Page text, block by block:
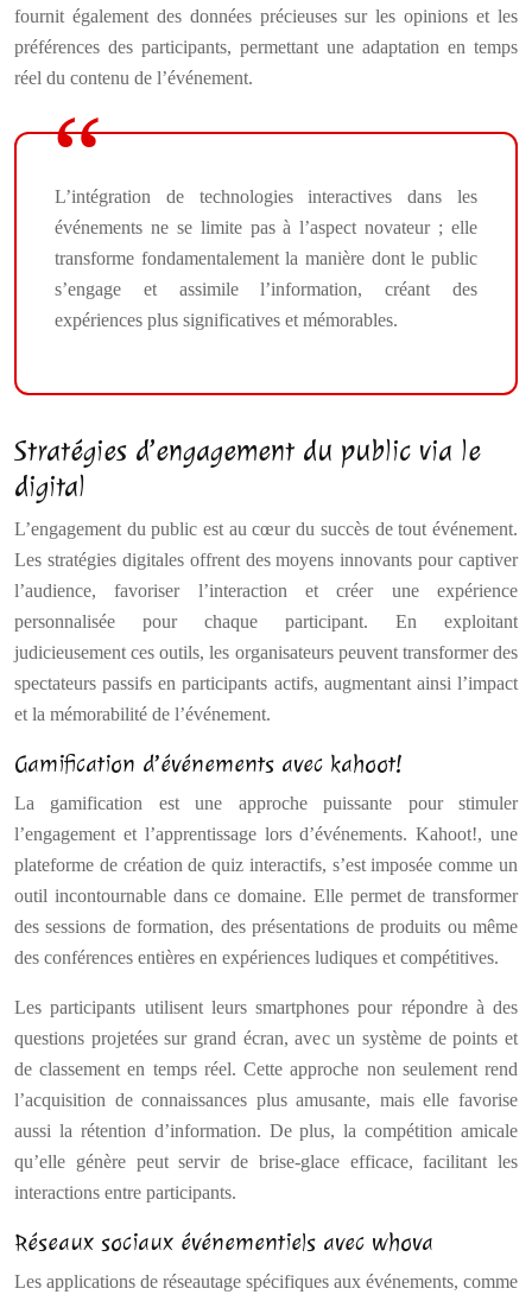
fournit également des données précieuses sur les opinions et les
préférences des participants, permettant une adaptation en temps
réel du contenu de l’événement.
L’intégration de technologies interactives dans les
événements ne se limite pas à l’aspect novateur ; elle
transforme fondamentalement la manière dont le public
s’engage et assimile l’information, créant des
expériences plus significatives et mémorables.
Stratégies d’engagement du public via le
digital
L’engagement du public est au cœur du succès de tout événement.
Les stratégies digitales offrent des moyens innovants pour captiver
l’audience, favoriser l’interaction et créer une expérience
personnalisée pour chaque participant. En exploitant
judicieusement ces outils, les organisateurs peuvent transformer des
spectateurs passifs en participants actifs, augmentant ainsi l’impact
et la mémorabilité de l’événement.
Gamification d’événements avec kahoot!
La gamification est une approche puissante pour stimuler
l’engagement et l’apprentissage lors d’événements. Kahoot!, une
plateforme de création de quiz interactifs, s’est imposée comme un
outil incontournable dans ce domaine. Elle permet de transformer
des sessions de formation, des présentations de produits ou même
des conférences entières en expériences ludiques et compétitives.
Les participants utilisent leurs smartphones pour répondre à des
questions projetées sur grand écran, avec un système de points et
de classement en temps réel. Cette approche non seulement rend
l’acquisition de connaissances plus amusante, mais elle favorise
aussi la rétention d’information. De plus, la compétition amicale
qu’elle génère peut servir de brise-glace efficace, facilitant les
interactions entre participants.
Réseaux sociaux événementiels avec whova
Les applications de réseautage spécifiques aux événements, comme